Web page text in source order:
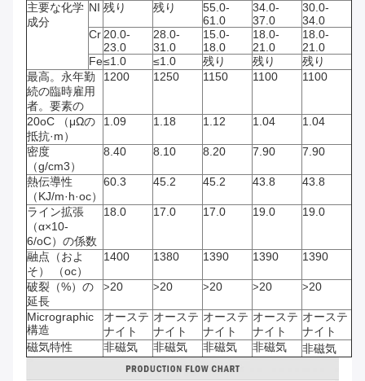
主要な化学
成分
NI 残り 残り
55.0-
61.0
34.0-
37.0
30.0-
34.0
Cr20.0-
23.0
28.0-
31.0
15.0-
18.0
18.0-
21.0
18.0-
21.0
Fe≤1.0 ≤1.0 残り 残り
残り
最高。永年勤
続の臨時雇用
者。要素の
1200 1250 1150 1100 1100
20oC （μΩの
抵抗·m）
1.09 1.18 1.12 1.04 1.04
密度
（g/cm3）
8.40 8.10 8.20 7.90 7.90
熱伝導性
（KJ/m·h·oc）
60.3 45.2 45.2 43.8 43.8
ライン拡張
（α×10-
6/oC）の係数
18.0 17.0 17.0 19.0 19.0
融点（およ
そ） （oc）
1400 1380 1390 1390 1390
破裂（%）の
延長
>20 >20 >20 >20 >20
Micrographic
構造
オーステ
ナイト
オーステ
ナイト
オーステ
ナイト
オーステ
ナイト
オーステ
ナイト
磁気特性
非磁気 非磁気 非磁気 非磁気 非磁気